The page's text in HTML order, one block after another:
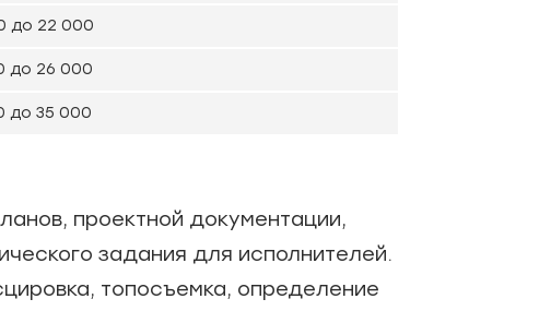
до 22 000
до 26 000
до 35 000
проектной документации,
задания для исполнителей.
топосъемка, определение